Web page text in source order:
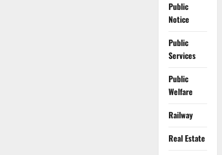
Public
Notice
Public
Services
Public
Welfare
Railway
Real Estate